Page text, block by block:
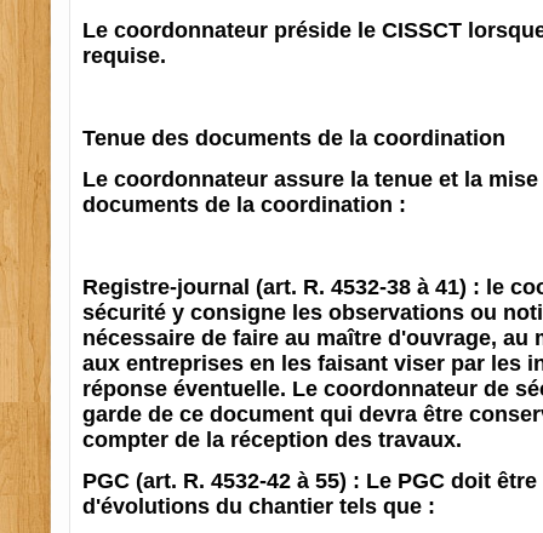
Le coordonnateur préside le CISSCT
requise.
Tenue des documents de la coordination
Le coordonnateur assure la tenue et la
documents de la coordination :
Registre-journal (art. R. 4532-38 à 41) : le
sécurité y consigne les observations ou
nécessaire de faire au maître d'ouvrage,
aux entreprises en les faisant viser par les
réponse éventuelle. Le coordonnateur de
garde de ce document qui devra être
compter de la réception des travaux.
PGC (art. R. 4532-42 à 55) : Le PGC doit
d'évolutions du chantier tels que :